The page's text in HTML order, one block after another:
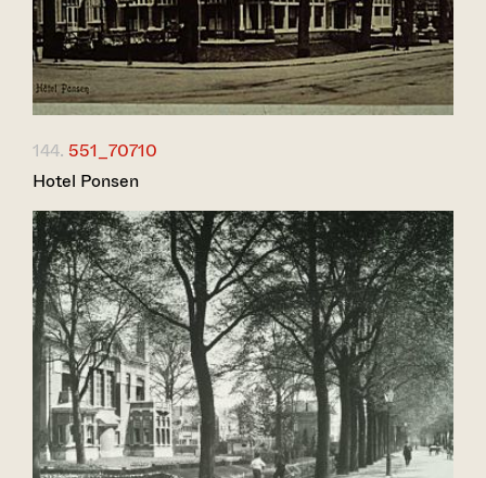
144. 551_70710
Hotel Ponsen